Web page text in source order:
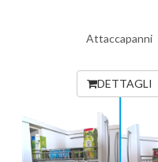
Attaccapanni
DETTAGLI